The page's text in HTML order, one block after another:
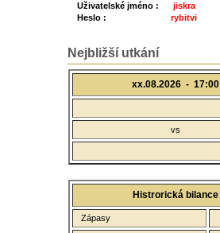
Uživatelské jméno : jiskra
Heslo : rybitvi
Nejbližší utkání
xx.08.2026 - 17:00
vs
Histrorická bilance
Zápasy